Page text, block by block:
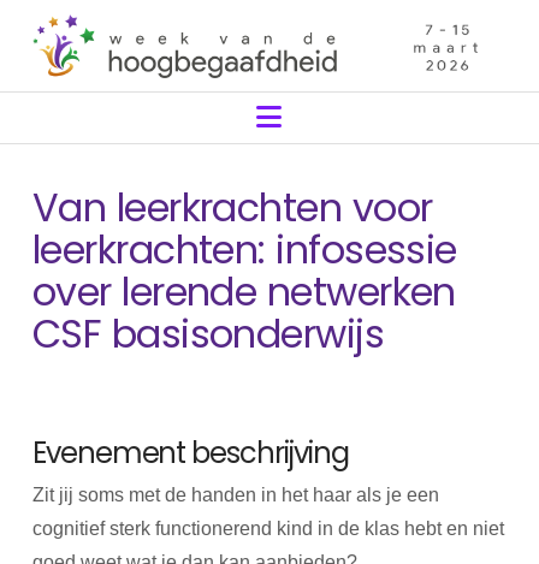
Navigation
Van leerkrachten voor
leerkrachten: infosessie
over lerende netwerken
CSF basisonderwijs
Evenement beschrijving
Zit jij soms met de handen in het haar als je een
cognitief sterk functionerend kind in de klas hebt en niet